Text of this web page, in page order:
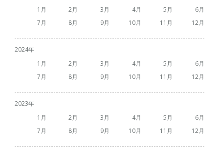
1
2 3 4 5
6
7
8 9 10 11 12
2024
1
2 3 4 5
6
7
8 9 10 11 12
2023
1
2 3 4 5
6
7
8 9 10 11 12